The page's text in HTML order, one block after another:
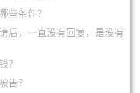
些条件？
后，一直没有回复，是没有
？
告？